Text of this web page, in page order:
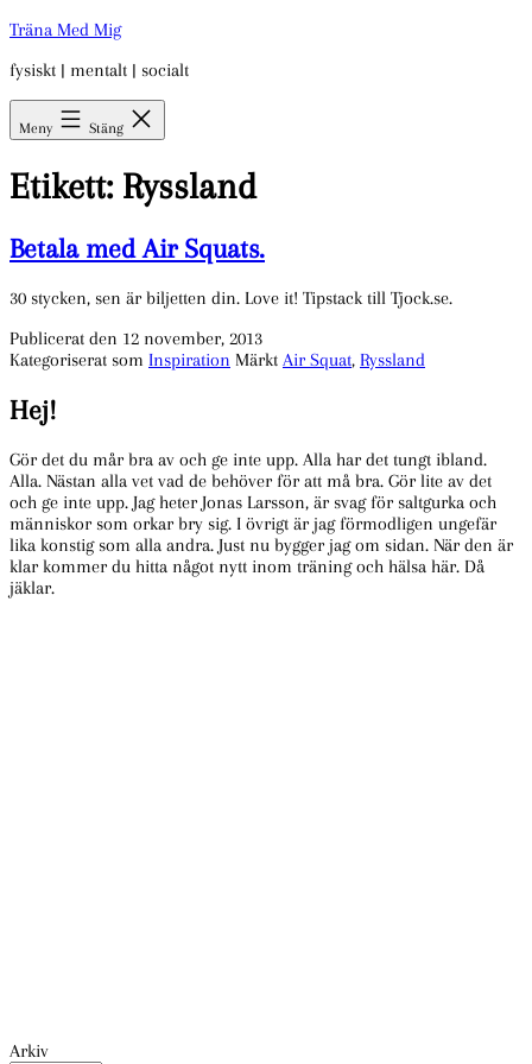
Hoppa
innehåll
Träna Med Mig
fysiskt | mentalt | socialt
Meny Stäng
Etikett: Ryssland
Betala med Air Squats.
30 stycken, sen är biljetten din. Love it! Tipstack till Tjock.se.
Publicerat den 12 november, 2013
Kategoriserat som Inspiration Märkt Air Squat, Ryssland
Hej!
Gör det du mår bra av och ge inte upp. Alla har det tungt ibland.
Alla. Nästan alla vet vad de behöver för att må bra. Gör lite av det
och ge inte upp. Jag heter Jonas Larsson, är svag för saltgurka och
människor som orkar bry sig. I övrigt är jag förmodligen ungefär
lika konstig som alla andra. Just nu bygger jag om sidan. När den är
klar kommer du hitta något nytt inom träning och hälsa här. Då
jäklar.
Arkiv